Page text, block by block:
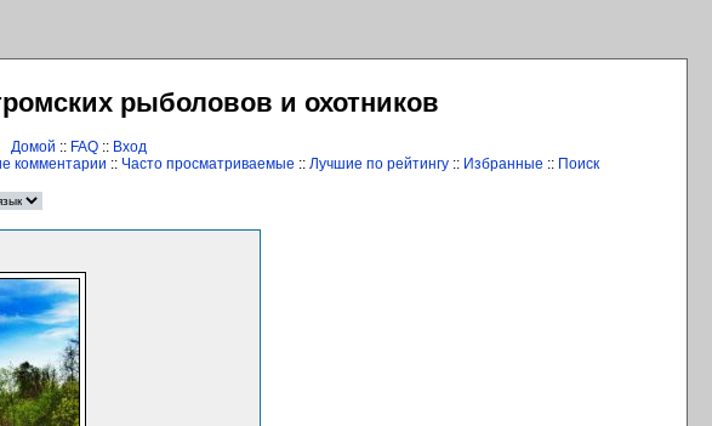
рыболовов и охотников
Домой :: FAQ :: Вход
комментарии :: Часто просматриваемые :: Лучшие по рейтингу:: Избранные :: Поиск